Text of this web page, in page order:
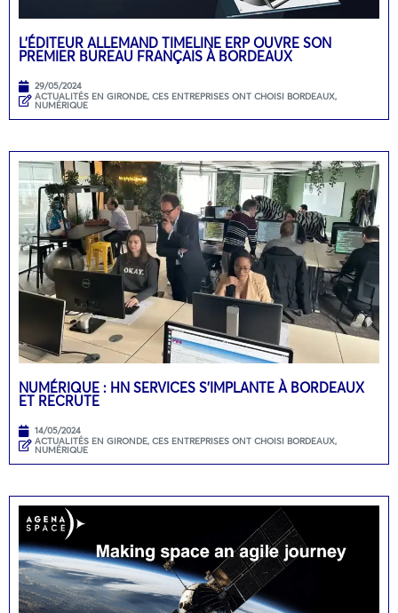
L’ÉDITEUR ALLEMAND TIMELINE ERP OUVRE SON
PREMIER BUREAU FRANÇAIS À BORDEAUX
29/05/2024
ACTUALITÉS EN GIRONDE, CES ENTREPRISES ONT CHOISI BORDEAUX,
NUMÉRIQUE
NUMÉRIQUE : HN SERVICES S’IMPLANTE À BORDEAUX
ET RECRUTE
14/05/2024
ACTUALITÉS EN GIRONDE, CES ENTREPRISES ONT CHOISI BORDEAUX,
NUMÉRIQUE